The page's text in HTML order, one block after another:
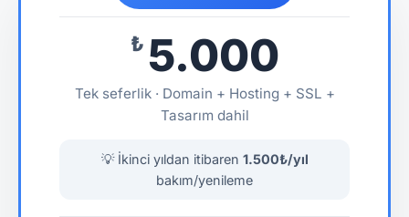
₺ 5.000
Tek seferlik · Domain + Hosting + SSL +
Tasarım dahil
💡 İkinci yıldan itibaren 1.500₺/yıl
bakım/yenileme